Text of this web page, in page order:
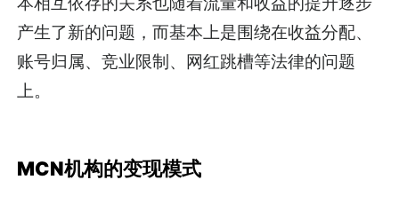
产生了新的问题，而基本上是围绕在收益分配、
账号归属、竞业限制、网红跳槽等法律的问题
上。
MCN机构的变现模式